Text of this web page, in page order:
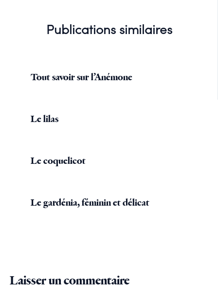
Publications similaires
Tout savoir sur l’Anémone
Le lilas
Le coquelicot
Le gardénia, féminin et délicat
Laisser un commentaire